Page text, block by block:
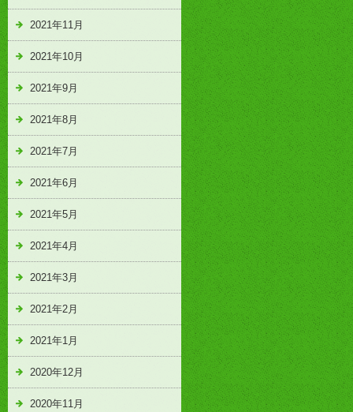
2021年11月
2021年10月
2021年9月
2021年8月
2021年7月
2021年6月
2021年5月
2021年4月
2021年3月
2021年2月
2021年1月
2020年12月
2020年11月